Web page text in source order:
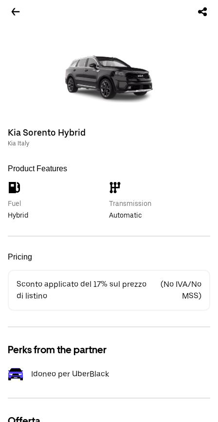
Kia Sorento Hybrid
Kia Italy
Product Features
Fuel
Hybrid
Transmission
Automatic
Pricing
Sconto applicato del 17% sul prezzo
di listino
(No IVA/No
MSS)
Perks from the partner
Idoneo per UberBlack